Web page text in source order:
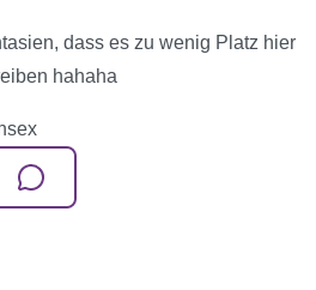
dass es zu wenig Platz hier
hahaha